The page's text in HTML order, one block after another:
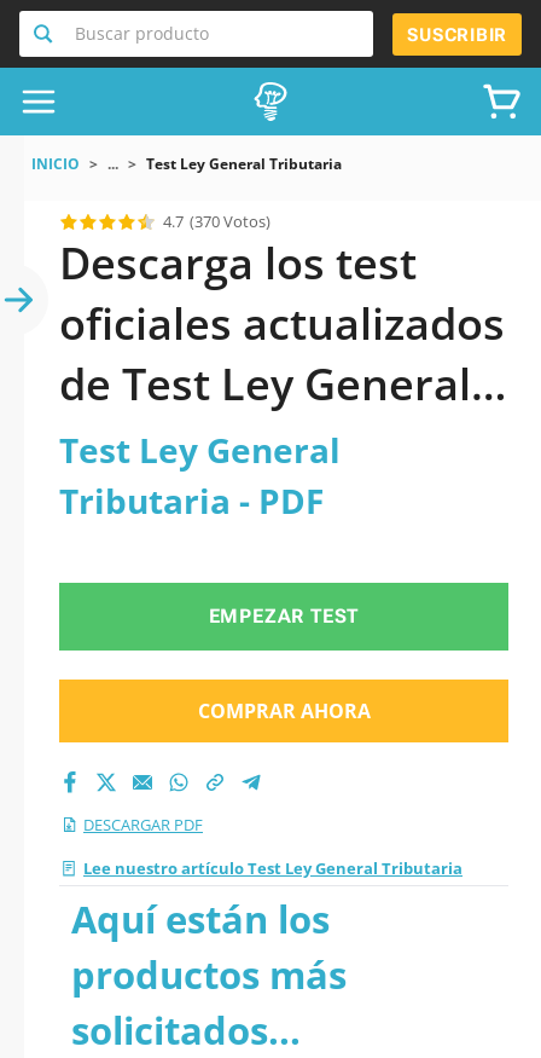
Buscar producto SUSCRIBIR
INICIO ... Test Ley General Tributaria
4.7 (370 Votos)
Descarga los test
oficiales actualizados
de Test Ley General
Tributaria 2026 en
PDF
Test Ley General
Tributaria - PDF
EMPEZAR TEST
COMPRAR AHORA
DESCARGAR PDF
Lee nuestro artículo Test Ley General Tributaria
Aquí están los
productos más
solicitados...